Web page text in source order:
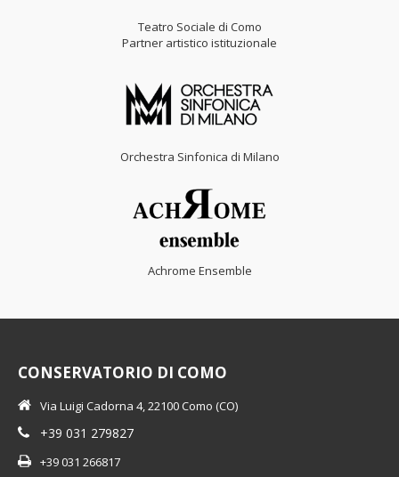
Teatro Sociale di Como
Partner artistico istituzionale
Orchestra Sinfonica di Milano
Achrome Ensemble
CONSERVATORIO DI COMO
Via Luigi Cadorna 4, 22100 Como (CO)
+39 031 279827
+39 031 266817